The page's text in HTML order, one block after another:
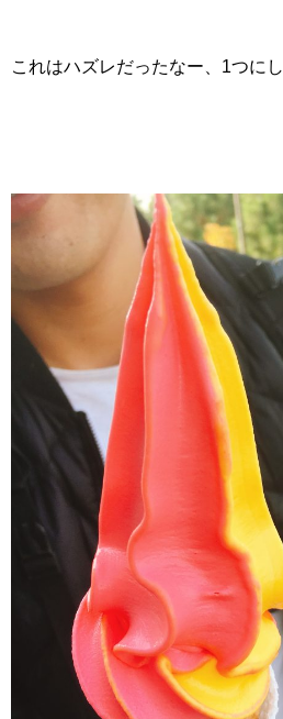
これはハズレだったなー、1つに